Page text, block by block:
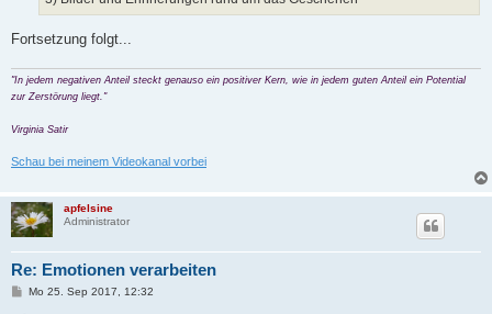
Fortsetzung folgt...
"In jedem negativen Anteil steckt genauso ein positiver Kern, wie in jedem guten Anteil ein Potential
zur Zerstörung liegt."
Virginia Satir
Schau bei meinem Videokanal vorbei
apfelsine
Administrator
Re: Emotionen verarbeiten
BMo 25. Sep 2017, 12:32